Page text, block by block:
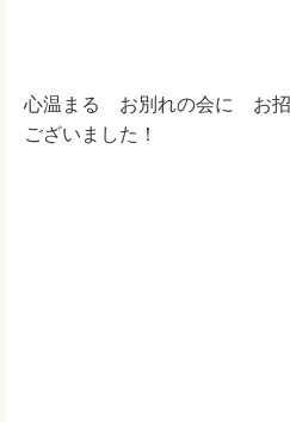
心温まる お別れの会に お
ございました！